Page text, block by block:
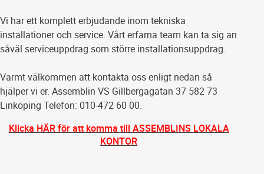
Vi har ett komplett erbjudande inom tekniska
installationer och service. Vårt erfarna team kan ta sig an
såväl serviceuppdrag som större installationsuppdrag.
Varmt välkommen att kontakta oss enligt nedan så
hjälper vi er. Assemblin VS Gillbergagatan 37 582 73
Linköping Telefon: 010-472 60 00.
Klicka HÄR för att komma till ASSEMBLINS LOKALA
KONTOR